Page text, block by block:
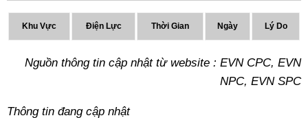
Khu Vực Điện Lực Thời Gian Ngày Lý Do
Nguồn thông tin cập nhật từ website : EVN CPC, EVN
NPC, EVN SPC
Thông tin đang cập nhật